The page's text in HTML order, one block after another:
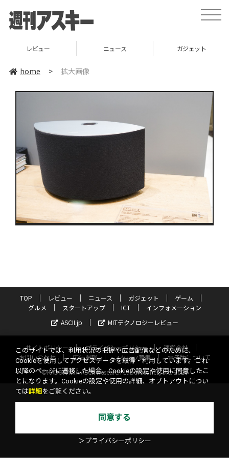
toggle
レビュー ニュース ガジェット
home > 拡大画像
TOP レビュー ニュース ガジェット
ゲーム
グルメ
スタートアップ ICT
インフォメーション
ASCII.jp
MITテクノロジーレビュー
サイトポリシー プライバシーポリシー
運営会社
お問い合わせ
広告掲載 スタッフ募集
電子版について
©KADOKAWA ASCII Research Laboratories, Inc. 2026
このサイトでは、利用状況の把握や広告配信などのために、
Cookieを使用してアクセスデータを取得・利用しています。これ
以降のページに遷移した場合、Cookieの設定や使用に同意したこ
とになります。Cookieの設定や使用の詳細、オプトアウトについ
ては詳細 をご覧ください。
同意する
＞プライバシーポリシー